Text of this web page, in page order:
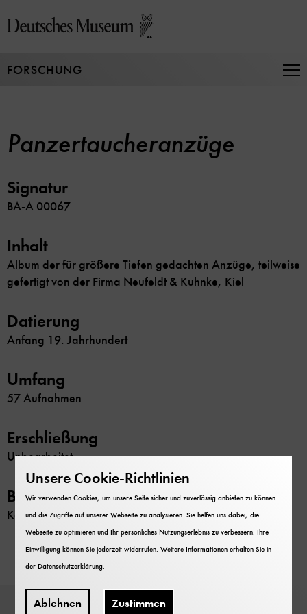
zum
FORSCHUNG
Panzertaucheranzüge
Signatur
BA-A 00067
Inhalt
Album der für größere Tiefen gedachten Anzüge, teilweise
gefertigt von der Firma Neufeldt & Kuhnke, Kiel
Datierung
Anfang 19. Jahrhundert
Umfang
57 Aufnahmen
Erschließung
Unbearbeitet
Beschränkung
Keine
Unsere Cookie-Richtlinien
Wir verwenden Cookies, um unsere Seite sicher und zuverlässig anbieten zu können
und die Zugriffe auf unserer Webseite zu analysieren. Sie helfen uns dabei, die
Webseite zu optimieren und Ihr persönliches Nutzungserlebnis zu verbessern. Ihre
Einwilligung können Sie jederzeit widerrufen. Weitere Informationen erhalten Sie in
derDatenschutzerklärung.
Ablehnen Zustimmen